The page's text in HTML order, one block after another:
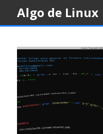
content
Algo de Linux